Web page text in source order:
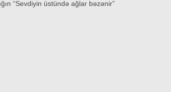
“Sevdiyin üstündə ağlar bəzənir”